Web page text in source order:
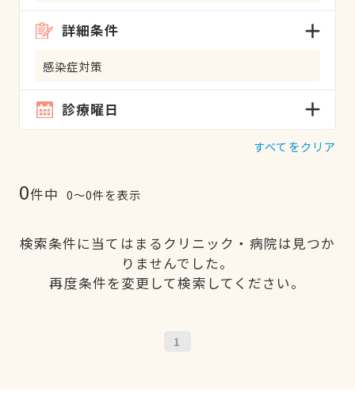
詳細条件
感染症対策
診療曜日
すべてをクリア
0件中 0〜0件を表示
検索条件に当てはまるクリニック・病院は見つか
りませんでした。
再度条件を変更して検索してください。
1